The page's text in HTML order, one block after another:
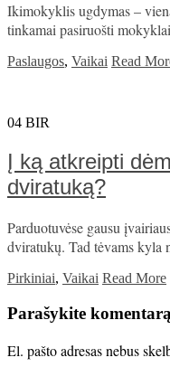
Ikimokyklis ugdymas –
tinkamai pasiruošti
Paslaugos, Vaikai Read
04 BIR
Į ką atkreipti
dviratuką?
Parduotuvėse gausu
dviratukų. Tad tėvams kyla
Pirkiniai, Vaikai Read More
Parašykite komentarą
El. pašto adresas nebus